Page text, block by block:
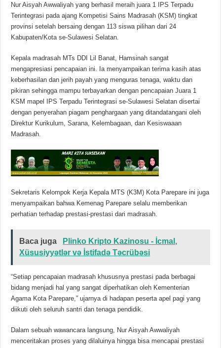
Nur Aisyah Awwaliyah yang berhasil meraih juara 1 IPS Terpadu
Terintegrasi pada ajang Kompetisi Sains Madrasah (KSM) tingkat
provinsi setelah bersaing dengan 113 siswa pilihan dari 24
Kabupaten/Kota se-Sulawesi Selatan.
Kepala madrasah MTs DDI Lil Banat, Hamsinah sangat
mengapresiasi pencapaian ini. Ia menyampaikan terima kasih atas
keberhasilan dan jerih payah yang menguras tenaga, waktu dan
pikiran sehingga mampu terbayarkan dengan pencapaian Juara 1
KSM mapel IPS Terpadu Terintegrasi se-Sulawesi Selatan disertai
dengan penyerahan piagam penghargaan yang ditandatangani oleh
Direktur Kurikulum, Sarana, Kelembagaan, dan Kesiswaaan
Madrasah.
Sekretaris Kelompok Kerja Kepala MTS (K3M) Kota Parepare ini juga
menyampaikan bahwa Kemenag Parepare selalu memberikan
perhatian terhadap prestasi-prestasi dari madrasah.
Baca juga
Plinko Kripto Kazinosu - İcmal,
Xüsusiyyətlər və İstifadə Təcrübəsi
“Setiap pencapaian madrasah khususnya prestasi pada berbagai
bidang menjadi hal yang sangat diperhatikan oleh Kementerian
Agama Kota Parepare,” ujarnya di hadapan peserta apel pagi yang
diikuti oleh seluruh santri dan tenaga pendidik.
Dalam sebuah wawancara langsung, Nur Aisyah Awwaliyah
menceritakan proses yang dilaluinya hingga bisa mencapai prestasi